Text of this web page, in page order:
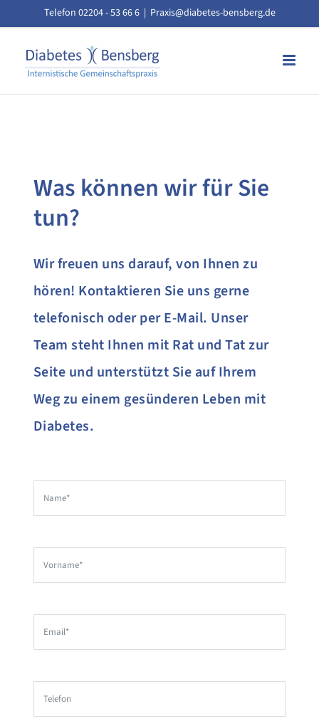
springen
Telefon 02204 - 53 66 6 | Praxis@diabetes-bensberg.de
Was können wir für Sie
tun?
Wir freuen uns darauf, von Ihnen zu
hören! Kontaktieren Sie uns gerne
telefonisch oder per E-Mail. Unser
Team steht Ihnen mit Rat und Tat zur
Seite und unterstützt Sie auf Ihrem
Weg zu einem gesünderen Leben mit
Diabetes.